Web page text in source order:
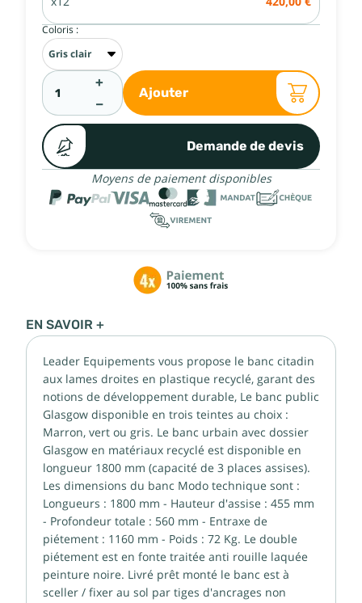
Coloris :
+
−
Ajouter
Demande de devis
Moyens de paiement disponibles
EN SAVOIR +
Leader Equipements vous propose le banc citadin
aux lames droites en plastique recyclé, garant des
notions de développement durable, Le banc public
Glasgow disponible en trois teintes au choix :
Marron, vert ou gris. Le banc urbain avec dossier
Glasgow en matériaux recyclé est disponible en
longueur 1800 mm (capacité de 3 places assises).
Les dimensions du banc Modo technique sont :
Longueurs : 1800 mm - Hauteur d'assise : 455 mm
- Profondeur totale : 560 mm - Entraxe de
piétement : 1160 mm - Poids : 72 Kg. Le double
piétement est en fonte traitée anti rouille laquée
peinture noire. Livré prêt monté le banc est à
sceller / fixer au sol par tiges d'ancrages non